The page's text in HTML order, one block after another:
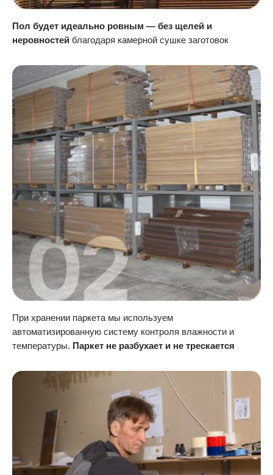
Пол будет идеально ровным — без щелей и
неровностей благодаря камерной сушке заготовок
При хранении паркета мы используем
автоматизированную систему контроля влажности и
температуры. Паркет не разбухает и не трескается